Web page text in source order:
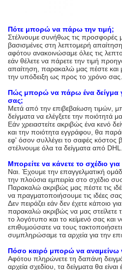
Πότε μπορώ να πάρω την τιμή;
Στέλνουμε συνήθως τις προσφορές
βασισμένες στη λεπτομερή
αφότου ανακοινώσαμε όλες τις
εάν θέλετε να πάρετε την τιμή
απαίτηση, παρακαλώ μας πέστε
την υπόδειξη ως προς το χρόνο σας.
Πώς μπορώ να πάρω ένα δείγμα
σας;
Μετά από την επιβεβαίωση τιμών,
δείγματα να ελέγξετε την ποιότητά
Εάν χρειαστείτε ακριβώς ένα κενό
και την ποιότητα εγγράφου, θα
εφ' όσον συλλέγει το σαφές κόστος
στέλνουμε όλα τα δείγματα από DHL.
Μπορείτε να κάνετε το σχέδιο
Ναι. Έχουμε την επαγγελματική
την πλούσια εμπειρία στο σχέδιο
Παρακαλώ ακριβώς μας πέστε τις
να πραγματοποιήσουμε τις ιδέες σας
Δεν πειράζει εάν δεν έχετε κάποιο
παρακαλώ ακριβώς να μας στείλετε
το λογότυπο και το κείμενό σας και
επιθυμούσατε να τους
συμπληρώσαμε τα αρχεία για την
Πόσο καιρό μπορώ να αναμείνω
Αφότου πληρώνετε τη δαπάνη
αρχεία σχεδίου, τα δείγματα θα